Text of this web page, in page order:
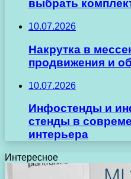
выбрать
10.07.2026
Накрутка в
продвижения и
10.07.2026
Инфостенды и
стенды в
интерьера
Интересное